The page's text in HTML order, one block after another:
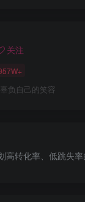
关注
负自己的笑容
高转化率、低跳失